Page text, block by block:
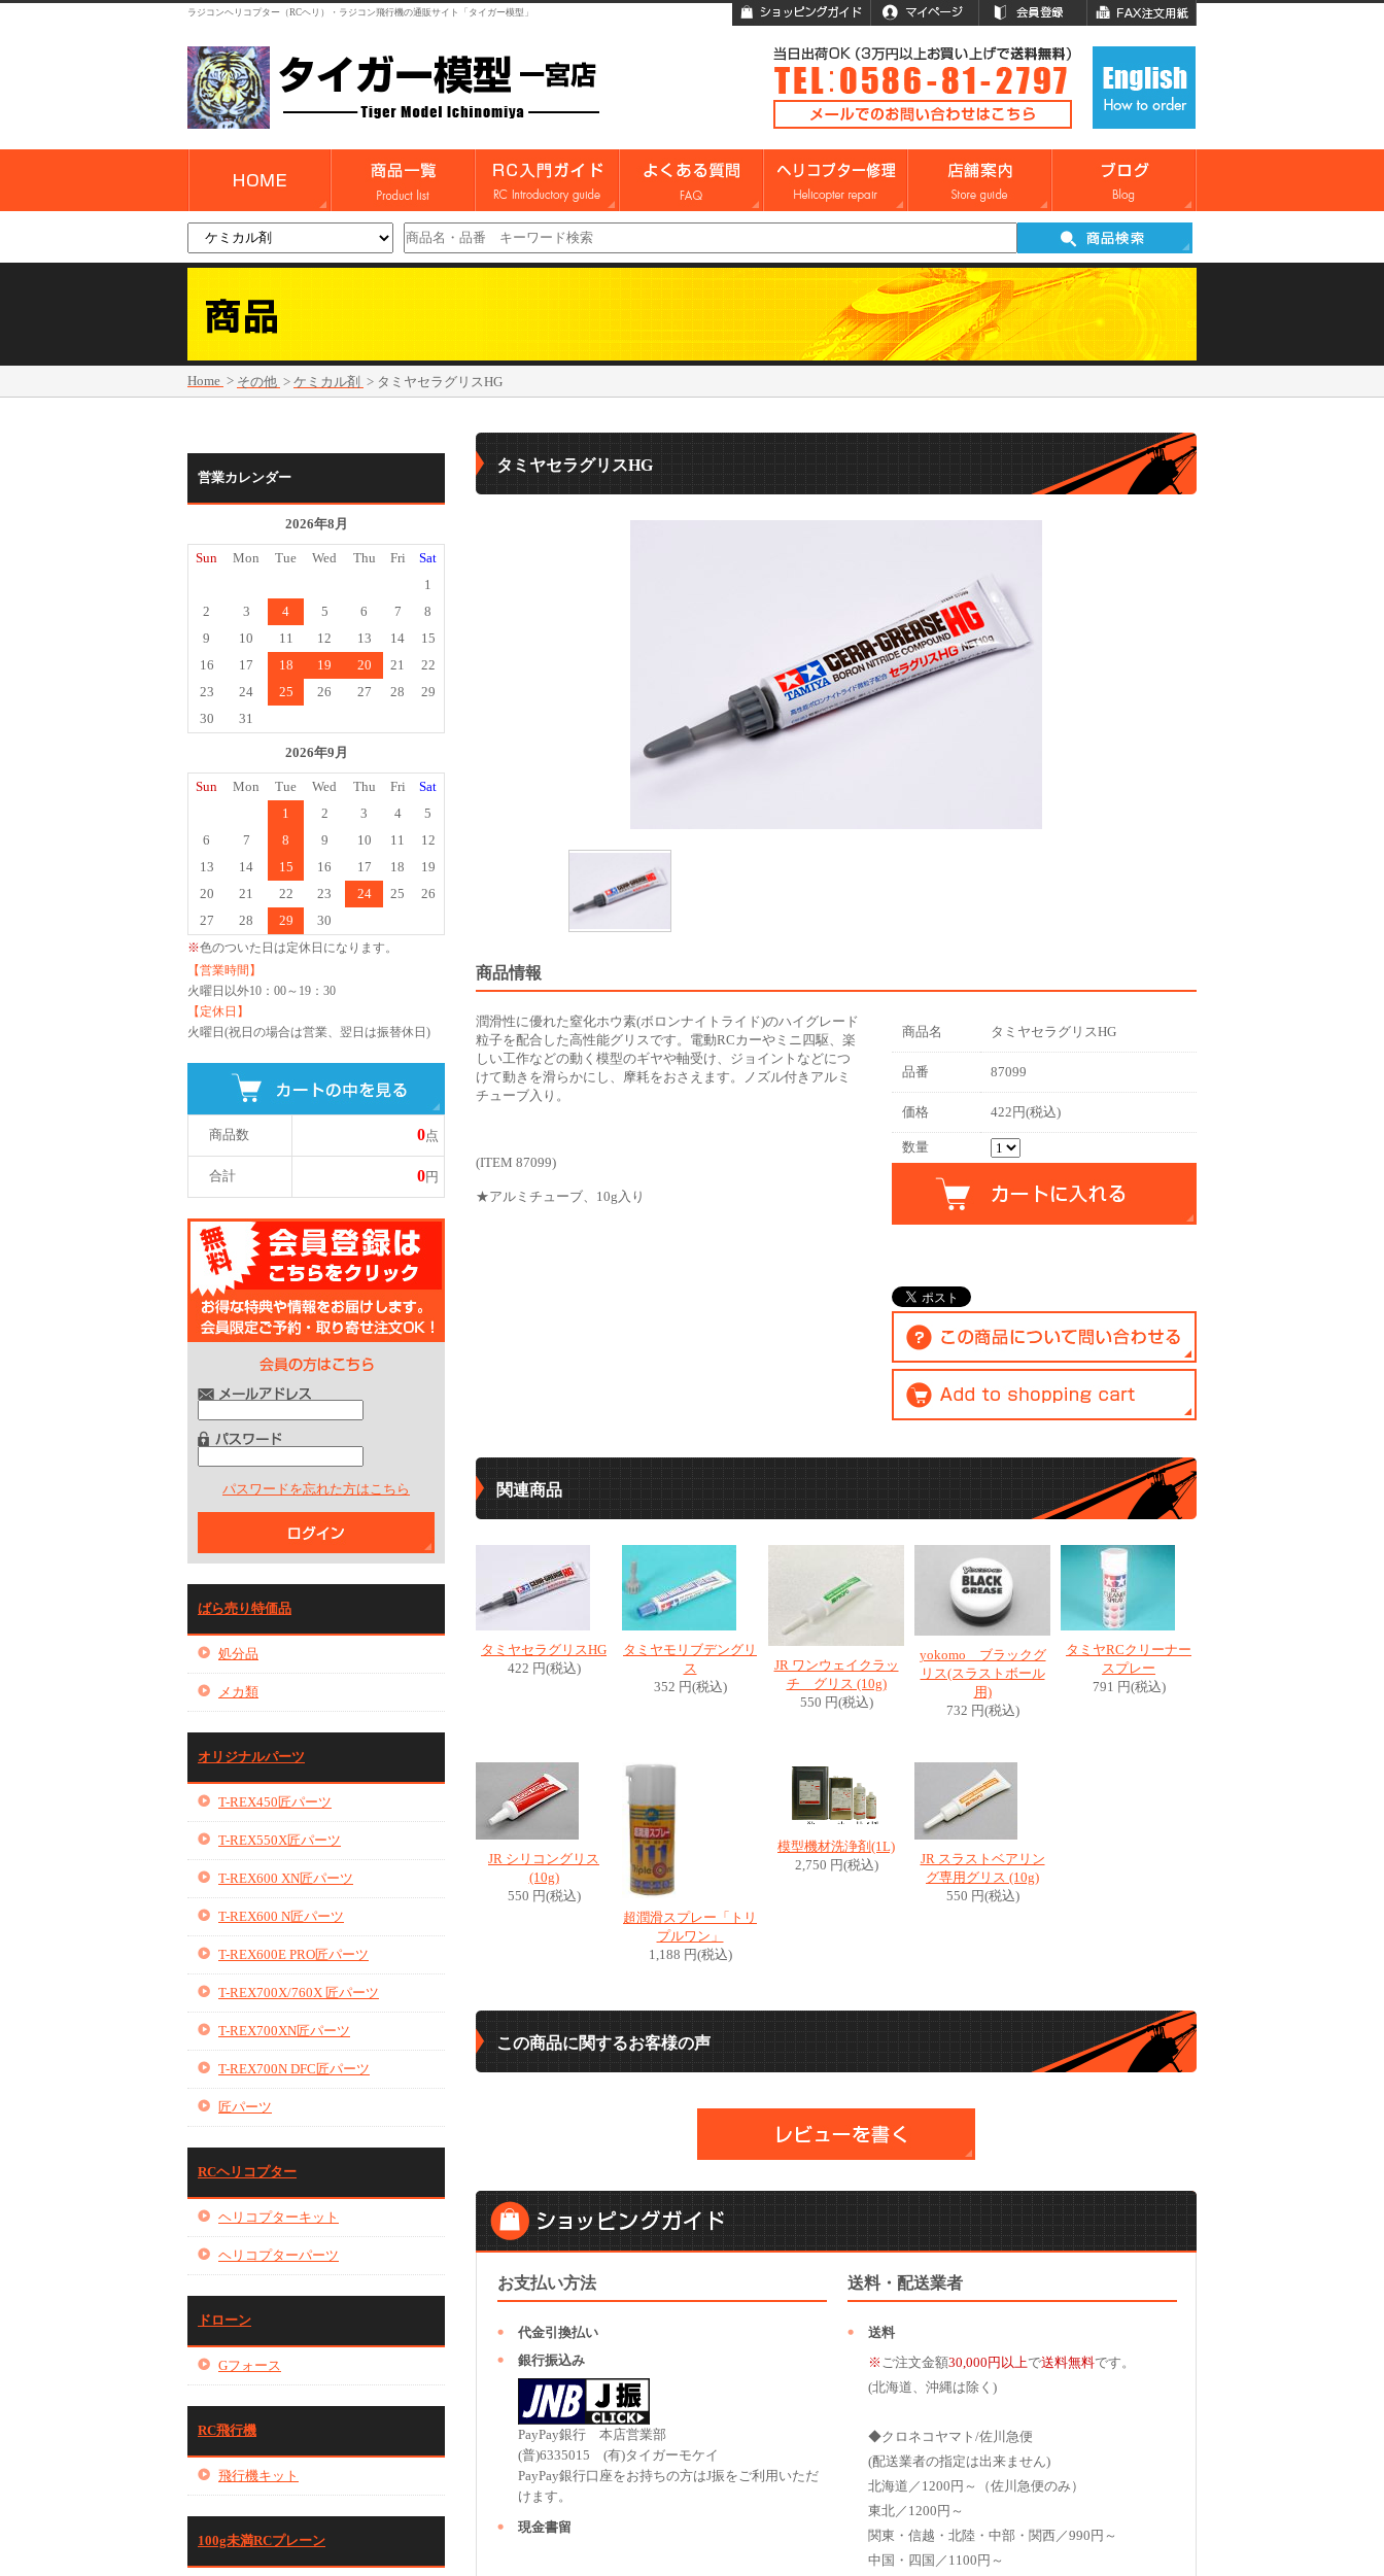
ラジコンヘリコプター（RCヘリ）・ラジコン飛行機の通販サイト「タイガー模型」
Home > その他 > ケミカル剤 > タミヤセラグリスHG
営業カレンダー
2026年8月
Sun Mon Tue Wed Thu Fri
Sat
1
2
3 4 5 6 7
8
9
10 11 12 13 14
15
16
17 18 19 20 21
22
23
24 25 26 27 28
29
30
31
2026年9月
Sun Mon Tue Wed Thu Fri
Sat
1
2 3 4
5
6
7 8 9 10 11
12
13
14 15 16 17 18
19
20
21 22 23 24 25
26
27
28 29 30
※色のついた日は定休日になります。
【営業時間】
火曜日以外10：00～19：30
【定休日】
火曜日(祝日の場合は営業、翌日は振替休日)
商品数 0点
合計 0円
パスワードを忘れた方はこちら
ばら売り特価品
処分品
メカ類
オリジナルパーツ
T-REX450匠パーツ
T-REX550X匠パーツ
T-REX600 XN匠パーツ
T-REX600 N匠パーツ
T-REX600E PRO匠パーツ
T-REX700X/760X 匠パーツ
T-REX700XN匠パーツ
T-REX700N DFC匠パーツ
匠パーツ
RCヘリコプター
ヘリコプターキット
ヘリコプターパーツ
ドローン
Gフォース
RC飛行機
飛行機キット
100g未満RCプレーン
タミヤセラグリスHG
商品情報
潤滑性に優れた窒化ホウ素(ボロンナイトライド)のハイグレード
粒子を配合した高性能グリスです。電動RCカーやミニ四駆、楽
しい工作などの動く模型のギヤや軸受け、ジョイントなどにつ
けて動きを滑らかにし、摩耗をおさえます。ノズル付きアルミ
チューブ入り。
(ITEM 87099)
★アルミチューブ、10g入り
商品名 タミヤセラグリスHG
品番 87099
価格 422円(税込)
数量
関連商品
タミヤセラグリスHG
422 円(税込)
タミヤモリブデングリ
ス
352 円(税込)
JR ワンウェイクラッ
チ グリス (10g)
550 円(税込)
yokomo ブラックグ
リス(スラストボール
用)
732 円(税込)
タミヤRCクリーナー
スプレー
791 円(税込)
JR シリコングリス
(10g)
550 円(税込)
超潤滑スプレー「トリ
プルワン」
1,188 円(税込)
模型機材洗浄剤(1L)
2,750 円(税込)
JR スラストベアリン
グ専用グリス (10g)
550 円(税込)
この商品に関するお客様の声
お支払い方法
代金引換払い
銀行振込み
PayPay銀行 本店営業部
(普)6335015 (有)タイガーモケイ
PayPay銀行口座をお持ちの方はJ振をご利用いただ
けます。
現金書留
送料・配送業者
送料
※ ご注文金額30,000円以上で送料無料です。
(北海道、沖縄は除く)
◆クロネコヤマト/佐川急便
(配送業者の指定は出来ません)
北海道／1200円～（佐川急便のみ）
東北／1200円～
関東・信越・北陸・中部・関西／990円～
中国・四国／1100円～